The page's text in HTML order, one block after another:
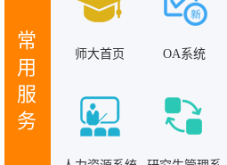
常
用
服
务
师大首页 OA系统